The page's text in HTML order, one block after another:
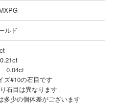
ルド
0.04ct
ズ#10の石目です
石目は異なります
多少の個体差がございます